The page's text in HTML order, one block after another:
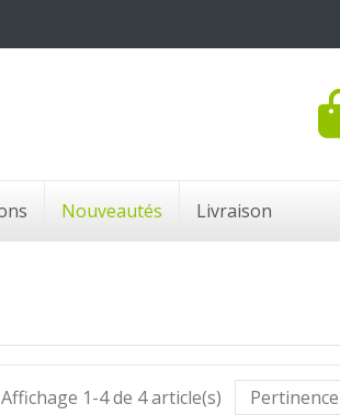
Nouveautés Livraison
Affichage 1-4 de 4 article(s) Pertinence